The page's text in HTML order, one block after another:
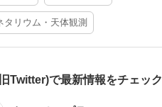
タリウム・天体観測
Twitter)で最新情報をチェック